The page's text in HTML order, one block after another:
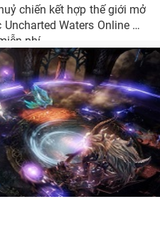
chiến kết hợp thế giới mở
Waters Online đã
phí.